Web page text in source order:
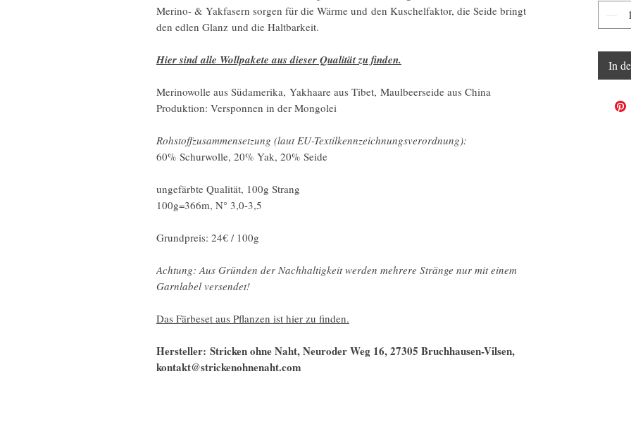
Merino- & Yakfasern sorgen für die Wärme und den Kuschelfaktor, die Seide bringt
den edlen Glanz und die Haltbarkeit.
Hier sind alle Wollpakete aus dieser Qualität zu finden.
Merinowolle aus Südamerika, Yakhaare aus Tibet, Maulbeerseide aus China
Produktion: Versponnen in der Mongolei
Rohstoffzusammensetzung (laut EU-Textilkennzeichnungsverordnung):
60% Schurwolle, 20% Yak, 20% Seide
ungefärbte Qualität, 100g Strang
100g=366m, N° 3,0-3,5
Grundpreis: 24€ / 100g
Achtung: Aus Gründen der Nachhaltigkeit werden mehrere Stränge nur mit einem
Garnlabel versendet!
Das Färbeset aus Pflanzen ist hier zu finden.
Hersteller: Stricken ohne Naht, Neuroder Weg 16, 27305 Bruchhausen-Vilsen,
kontakt@strickenohnenaht.com
In